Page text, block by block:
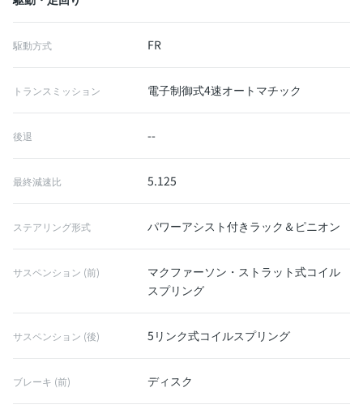
駆動方式 FR
トランスミッション 電子制御式4速オートマチック
後退 --
最終減速比 5.125
ステアリング形式 パワーアシスト付きラック＆ピニオン
サスペンション (前)
マクファーソン・ストラット式コイル
スプリング
サスペンション (後) 5リンク式コイルスプリング
ブレーキ (前) ディスク